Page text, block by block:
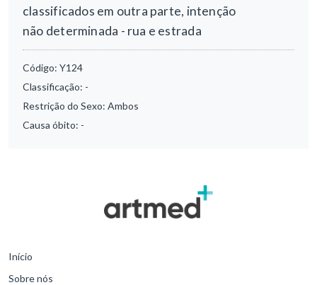
classificados em outra parte, intenção
não determinada - rua e estrada
Código: Y124
Classificação: -
Restrição do Sexo: Ambos
Causa óbito: -
Início
Sobre nós